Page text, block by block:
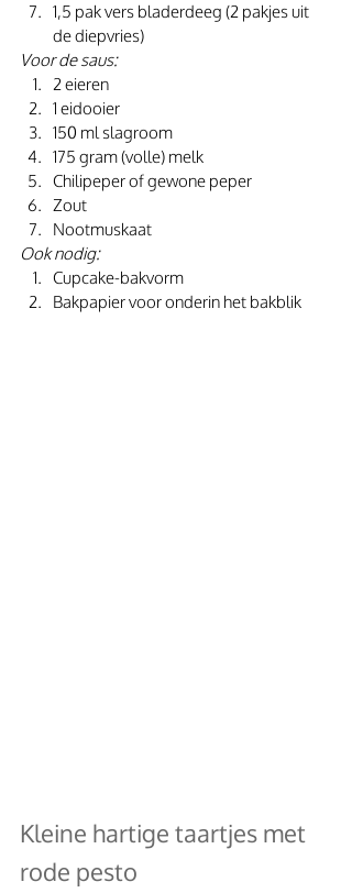
1,5 pak vers bladerdeeg (2 pakjes uit
de diepvries)
Voor de saus:
2 eieren
1 eidooier
150 ml slagroom
175 gram (volle) melk
Chilipeper of gewone peper
Zout
Nootmuskaat
Ook nodig:
Cupcake-bakvorm
Bakpapier voor onderin het bakblik
Kleine hartige taartjes met
rode pesto